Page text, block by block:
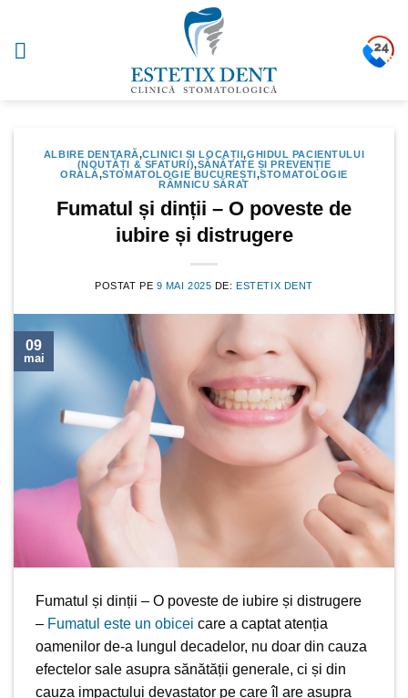
conținut
ALBIRE DENTARĂ,CLINICI ȘI LOCAȚII,GHIDUL PACIENTULUI
(NOUTĂȚI & SFATURI),SĂNĂTATE ȘI PREVENȚIE
ORALĂ,STOMATOLOGIE BUCUREȘTI,STOMATOLOGIE
RÂMNICU SĂRAT
Fumatul și dinții – O poveste de
iubire și distrugere
POSTAT PE 9 MAI 2025 DE:ESTETIX DENT
09
mai
Fumatul și dinții – O poveste de iubire și distrugere
– Fumatul este un obicei care a captat atenția
oamenilor de-a lungul decadelor, nu doar din cauza
efectelor sale asupra sănătății generale, ci și din
cauza impactului devastator pe care îl are asupra